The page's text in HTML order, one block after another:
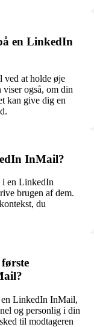
en LinkedIn
ved at holde øje
også, om din
kan give dig en
InMail?
i en LinkedIn
brugen af dem.
du
en LinkedIn InMail,
og personlig i din
til modtageren